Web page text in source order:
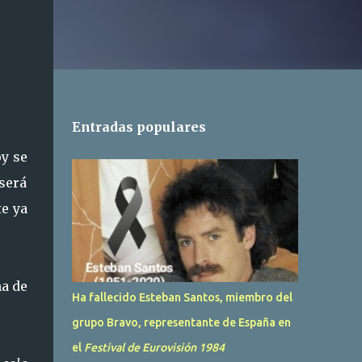
se
ya
de
Entradas populares
Ha fallecido Esteban Santos, miembro del
grupo Bravo, representante de España en
el Festival de Eurovisión 1984